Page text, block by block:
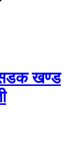
सडक खण्ड